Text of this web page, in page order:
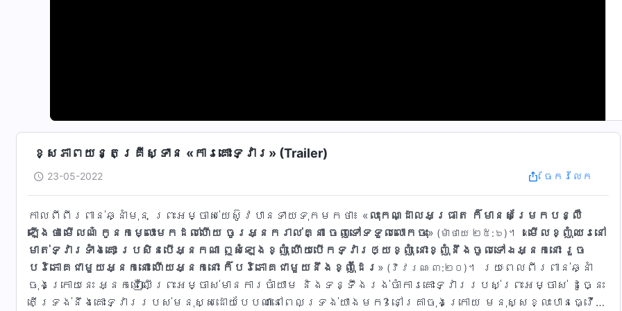
ខ្សែភាពយន្តគ្រីស្ទាន «ការគោះទ្វារ» (Trailer)
23-05-2022 ចែក​រំលែក
កាល​ពី​ពីរ​ពាន់​ឆ្នាំ​មុន ព្រះ​អម្ចាស់​យេស៊ូវ​បាន​ទាយ​ទុកមក​ថា​៖ « លុះកណ្ដាលអធ្រាត ក៏មានសម្រែកបន្លឺ
ឡើងថា មើលណ៎ កូនកម្លោះមកដល់ហើយ ចូរអ្នករាល់គ្នា ចេញទៅទទួលលោកចុះ» (ម៉ាថាយ​ ២៥:៦) ។ «មើលខ្ញុំឈរនៅ
មាត់ទ្វារទាំងគោះ ប្រសិនបើអ្នកណា ឮសំឡេងខ្ញុំ ហើយបើកទ្វារឲ្យខ្ញុំ នោះខ្ញុំនឹងចូលទៅឯអ្នកនោះ រួច
បរិភោគជាមួយអ្នកនោះ ហើយអ្នកនោះ ក៏បរិភោគជាមួយនឹងខ្ញុំដែរ » (វិវរណៈ ៣:២០) ។ រយៈពេល​ពីរ​ពាន់​ឆ្នាំ​
ចុងក្រោយ​នេះ​ អ្នកជឿ​លើ​ព្រះ​អម្ចាស់​មាន​ការចាំ​យាម​ និង​ទន្ទឹង​រង់​ចាំ​ការ​គោះ​ទ្វារ​របស់​ព្រះ​អម្ចាស់​ ដូច្នេះ​
តើ​ទ្រង់​នឹង​គោះ​ទ្វារ​របស់​មនុស្ស​ដោយ​បែប​ណា​នៅ​ពេល​ទ្រង់​យាង​មក​?​ នៅ​គ្រា​ចុងក្រោយ​ មនុស្សខ្លះ​បាន​ធ្វើ​